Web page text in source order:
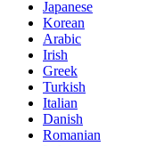
Japanese
Korean
Arabic
Irish
Greek
Turkish
Italian
Danish
Romanian